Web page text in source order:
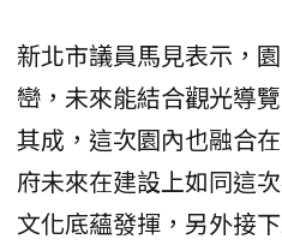
新北市議員馬見表示，
巒，未來能結合觀光導
其成，這次園內也融合
府未來在建設上如同這
文化底蘊發揮，另外接